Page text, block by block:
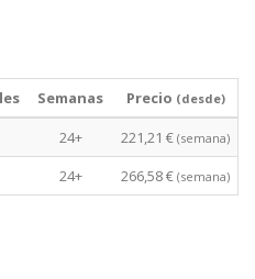
Semanas Precio (desde)
24+ 221,21 € (semana)
24+ 266,58 € (semana)